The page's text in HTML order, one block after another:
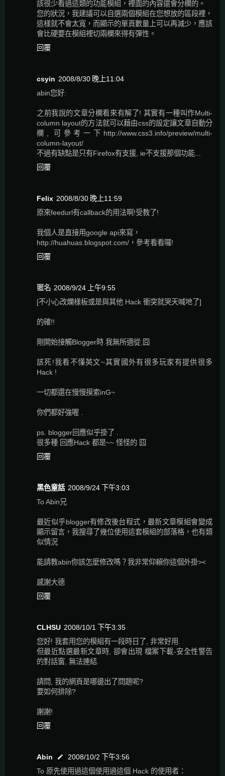
該很少看過這類的功能模組，裡面的內容還會分欄的。
您的狀況，我建議可以自選兩個模組在您想放的區段裡，
這樣就不會太寬，而顯示的單頁數量上可以再減少，應該
會比硬要在模組裡切兩欄來得有彈性。
回覆
csyin 2008/8/30 晚上11:04
abin您好:
之前我說的文章分欄看來有解了! 其實有一種叫作Multi-
column layout的方法就可以藉由css的設定讓文章自動分
欄, 可參考一下http://www.css3.info/preview/multi-
column-layout/
不過有缺點是只有Firefox有支援, ie不支援那個功能...
回覆
Felix 2008/8/30 晚上11:59
原來feedurl有callback的用法啊!受教了!
我個人是直接用google api來寫，
http://huahuas.blogspot.com/，參考看看囉!
回覆
匿名 2008/9/24 上午9:55
[不小心改爛樣板或是與其他 Hack 衝突就哭天喊地了]
的確!!
剛開始接觸Blogger時.我無所適從.囧
該死!我看不懂英文~其實國外有很多玩家有提供很多
Hack !
一切都還在慢慢摸索inG~
你們都好強喔 .
ps. blogger回應似乎掛了 .
很多種 回應Hack 都是~~ 怪怪的 囧
回覆
黑色童話 2008/9/24 下午3:03
To Abin兄
最近似乎blogger有修改後台程式，最新文章模組會變成
顯示留言，我搜尋了幾位使用這套模組的部落格，也有類
似情況
能請教abin你該怎麼修改嗎？我非常仰賴你這個外掛><
感謝大德
回覆
CLHSU 2008/10/1 下午3:35
您好! 我套用您的模組有一段時日了, 非常好用.
但最近點選最新文章時, 卻會出現 檔案下載-安全性警告
的對話窗, 無法連結.
請問, 我的網頁是哪邊出了問題呢?
要如何排除?
謝謝!
回覆
Abin
2008/10/2 下午3:56
To 原先使用過這個使用過這個 Hack 的使用者：